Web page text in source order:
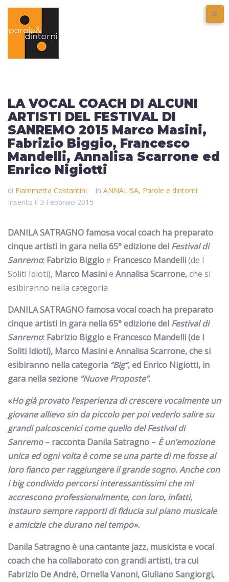
LA VOCAL COACH DI ALCUNI
ARTISTI DEL FESTIVAL DI
SANREMO 2015 Marco Masini,
Fabrizio Biggio, Francesco
Mandelli, Annalisa Scarrone ed
Enrico Nigiotti
di Fiammetta Costantini In ANNALISA, Parole e dintorni
Inserito il 3 Febbraio 2015
DANILA SATRAGNO famosa vocal coach ha preparato
cinque artisti in gara nella 65° edizione del Festival di
Sanremo: Fabrizio Biggioe Francesco Mandelli(de I
Soliti Idioti), Marco Masinie Annalisa Scarrone,che si
esibiranno nella categoria
DANILA SATRAGNO famosa vocal coach ha preparato
cinque artisti in gara nella 65° edizione del Festival di
Sanremo: Fabrizio Biggioe Francesco Mandelli(de I
Soliti Idioti), Marco MasinieAnnalisa Scarrone,che si
esibiranno nella categoria “Big”,ed Enrico Nigiotti, in
gara nella sezione “Nuove Proposte”.
«Ho già provato l’esperienza di crescere vocalmente un
giovane allievo sin da piccolo per poi vederlo salire su
grandi palcoscenici come quello del Festival di
Sanremo– racconta Danila Satragno – È un’emozione
unica ed ogni volta è come se una parte di me fosse al
loro fianco per raggiungere il grande sogno. Anche con
i big condivido percorsi interessantissimi che mi
accrescono professionalmente, con loro, infatti,
instauro sempre rapporti di fiducia sul piano musicale
e amicizie che durano nel tempo».
Danila Satragnoè unacantante jazz, musicista e vocal
coachche ha collaborato con grandi artisti, tra cui
Fabrizio De André, Ornella Vanoni, Giuliano Sangiorgi,